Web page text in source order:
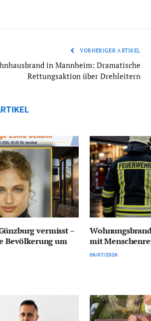
VORHERIGER ARTIKEL
in Mannheim: Dramatische
Rettungsaktion über Drehleitern
vermisst –
Bevölkerung um
mit
06/07/2026